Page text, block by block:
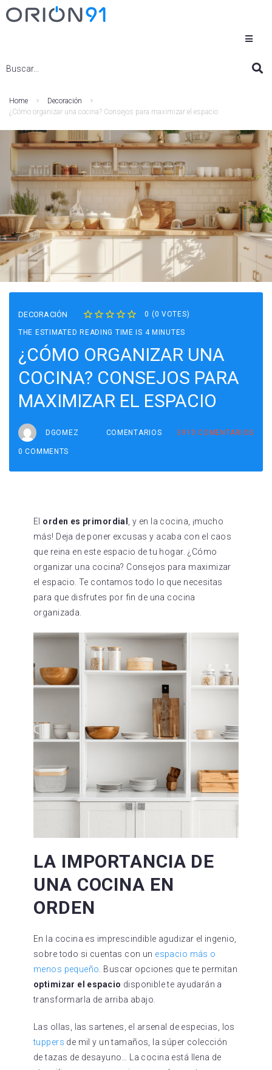
Home
Decoración
¿Cómo organizar una cocina? Consejos para maximizar el espacio
DECORACIÓN 0 (0 VOTES)
THE ESTIMATED READING TIME IS 4 MINUTES
¿CÓMO ORGANIZAR UNA
COCINA? CONSEJOS PARA
MAXIMIZAR EL ESPACIO
DGOMEZ COMENTARIOS 3910 COMENTARIOS
0 COMMENTS
El orden es primordial
, y en la cocina, ¡mucho
más! Deja de poner excusas y acaba con el caos
que reina en este espacio de tu hogar. ¿Cómo
organizar una cocina? Consejos para maximizar
el espacio. Te contamos todo lo que necesitas
para que disfrutes por fin de una cocina
organizada.
LA IMPORTANCIA DE
UNA COCINA EN
ORDEN
En la cocina es imprescindible agudizar el ingenio,
sobre todo si cuentas con un espacio más o
menos pequeño . Buscar opciones que te permitan
optimizar el espacio disponible te ayudarán a
transformarla de arriba abajo.
Las ollas, las sartenes, el arsenal de especias, los
tuppers de mil y un tamaños, la súper colección
de tazas de desayuno… La cocina está llena de